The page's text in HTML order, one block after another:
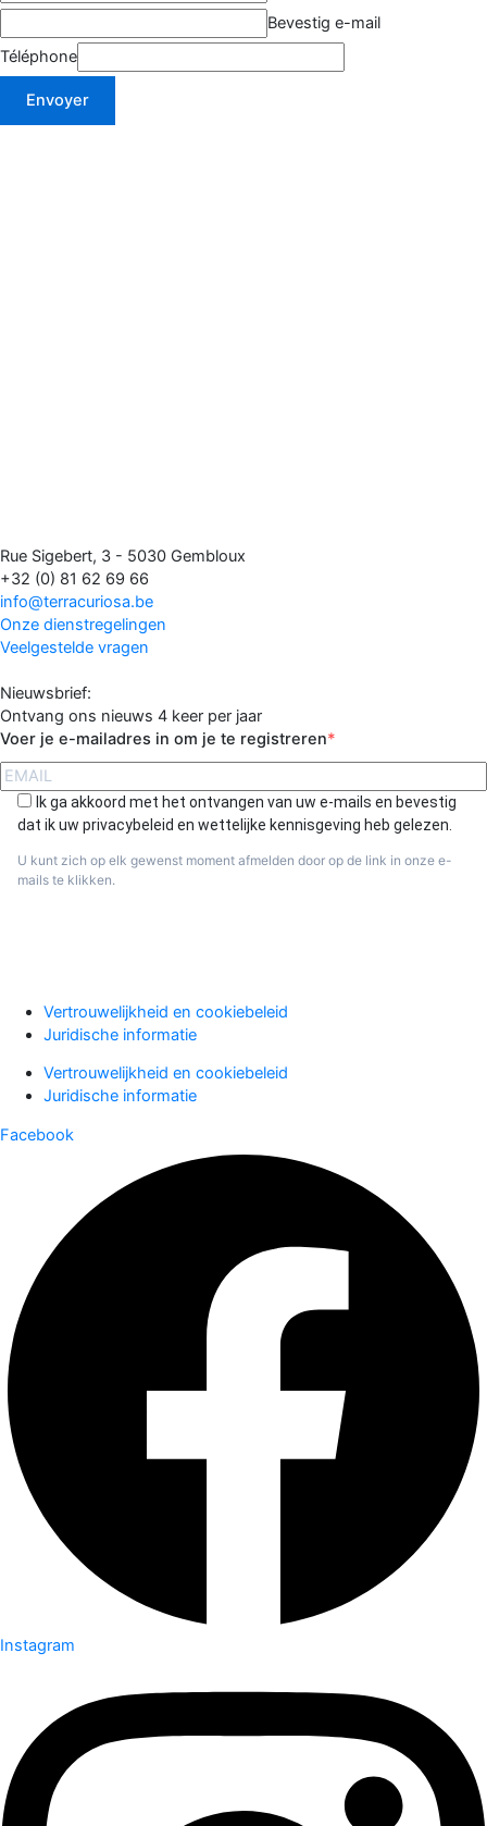
Bevestig e-mail
Téléphone
Envoyer
Rue Sigebert, 3 - 5030 Gembloux
+32 (0) 81 62 69 66
info@terracuriosa.be
Onze dienstregelingen
Veelgestelde vragen
Nieuwsbrief:
Ontvang ons nieuws 4 keer per jaar
Voer je e-mailadres in om je te registreren
Ik ga akkoord met het ontvangen van uw e-mails en bevestig
dat ik uw privacybeleid en wettelijke kennisgeving heb gelezen.
U kunt zich op elk gewenst moment afmelden door op de link in onze e-
mails te klikken.
Vertrouwelijkheid en cookiebeleid
Juridische informatie
Vertrouwelijkheid en cookiebeleid
Juridische informatie
Facebook
Instagram